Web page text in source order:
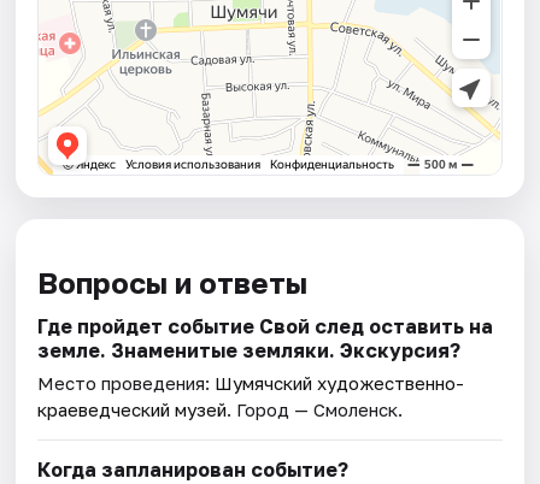
Вопросы и ответы
Где пройдет событие Свой след оставить на
земле. Знаменитые земляки. Экскурсия?
Место проведения: Шумячский художественно-
краеведческий музей. Город — Смоленск.
Когда запланирован событие?